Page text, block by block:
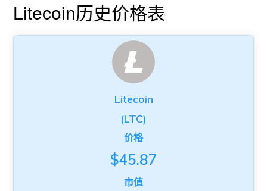
Litecoin历史价格表
Litecoin
(LTC)
价格
$45.87
市值